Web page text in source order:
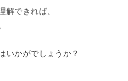
解できれば、
いかがでしょうか？